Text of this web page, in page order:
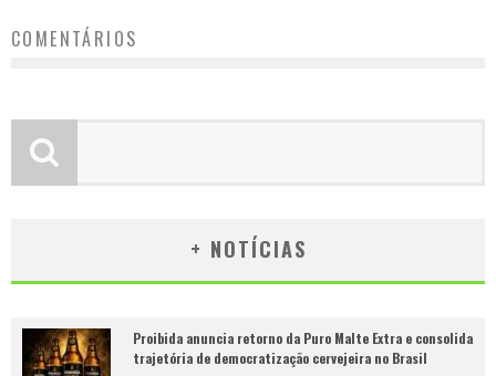
COMENTÁRIOS
+ NOTÍCIAS
Proibida anuncia retorno da Puro Malte Extra e consolida
trajetória de democratização cervejeira no Brasil